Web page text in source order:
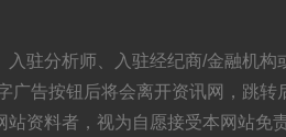
入驻分析师、入驻经纪商/金融机
广告按钮后将会离开资讯网，跳
站资料者，视为自愿接受本网站免